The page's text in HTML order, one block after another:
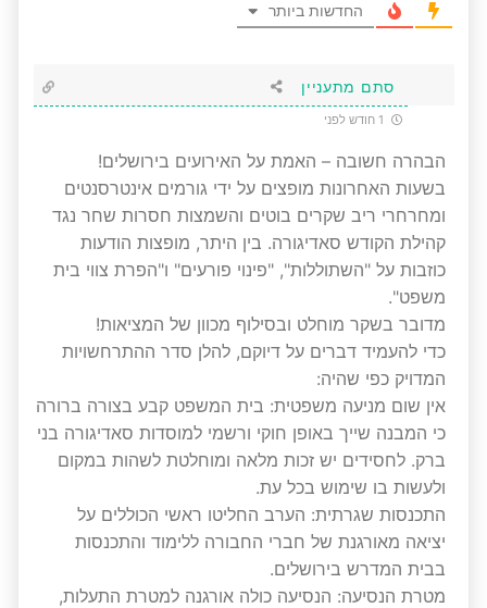
החדשות ביותר
סתם מתעניין
הבהרה חשובה – האמת על האירועים בירושלים!
בשעות האחרונות מופצים על ידי גורמים אינטרסנטים
ומחרחרי ריב שקרים בוטים והשמצות חסרות שחר נגד
קהילת הקודש סאדיגורה. בין היתר, מופצות הודעות
כוזבות על "השתוללות", "פינוי פורעים" ו"הפרת צווי בית
משפט".
מדובר בשקר מוחלט ובסילוף מכוון של המציאות!
כדי להעמיד דברים על דיוקם, להלן סדר ההתרחשויות
המדויק כפי שהיה:
אין שום מניעה משפטית: בית המשפט קבע בצורה ברורה
כי המבנה שייך באופן חוקי ורשמי למוסדות סאדיגורה בני
ברק. לחסידים יש זכות מלאה ומוחלטת לשהות במקום
ולעשות בו שימוש בכל עת.
התכנסות שגרתית: הערב החליטו ראשי הכוללים על
יציאה מאורגנת של חברי החבורה ללימוד והתכנסות
בבית המדרש בירושלים.
מטרת הנסיעה: הנסיעה כולה אורגנה למטרת התעלות,